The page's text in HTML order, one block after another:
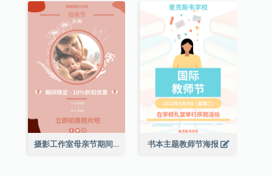
摄影工作室母亲节期间限定优惠宣传海报 书本主题教师节海报